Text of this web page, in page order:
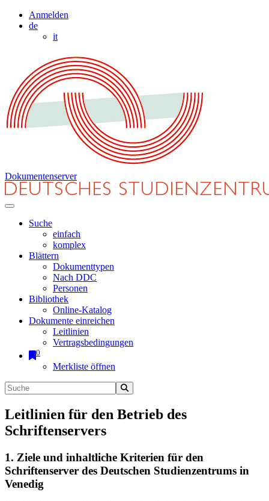
Anmelden
de
it
Dokumentenserver
Suche
einfach
komplex
Blättern
Dokumenttypen
Nach DDC
Personen
Bibliothek
Online-Katalog
Dokumente einreichen
Leitlinien
Vertragsbedingungen
0
Merkliste öffnen
Leitlinien für den Betrieb des
Schriftenservers
1. Ziele und inhaltliche Kriterien für den
Schriftenserver des Deutschen Studienzentrums in
Venedig